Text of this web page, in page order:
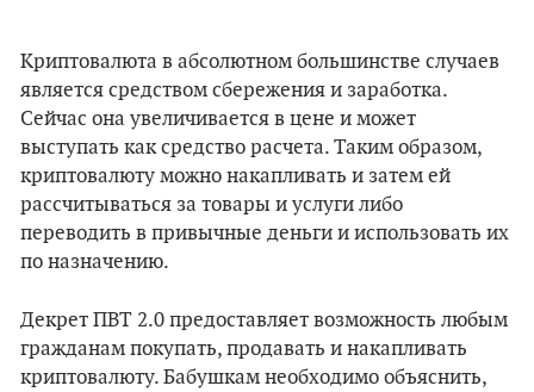
Криптовалюта в абсолютном большинстве случаев
является средством сбережения и заработка.
Сейчас она увеличивается в цене и может
выступать как средство расчета. Таким образом,
криптовалюту можно накапливать и затем ей
рассчитываться за товары и услуги либо
переводить в привычные деньги и использовать их
по назначению.
Декрет ПВТ 2.0 предоставляет возможность любым
гражданам покупать, продавать и накапливать
криптовалюту. Бабушкам необходимо объяснить,